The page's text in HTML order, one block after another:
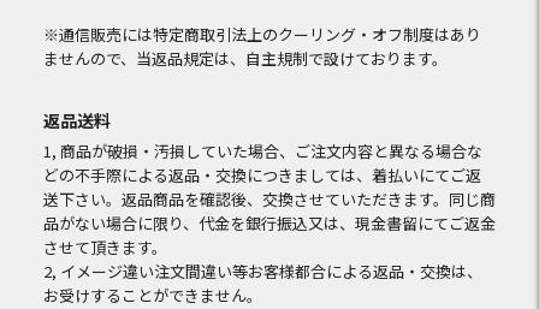
※通信販売には特定商取引法上のクーリング・オフ制度はあり
ませんので、当返品規定は、自主規制で設けております。
返品送料
1, 商品が破損・汚損していた場合、ご注文内容と異なる場合な
どの不手際による返品・交換につきましては、着払いにてご返
送下さい。返品商品を確認後、交換させていただきます。同じ商
品がない場合に限り、代金を銀行振込又は、現金書留にてご返金
させて頂きます。
2, イメージ違い注文間違い等お客様都合による返品・交換は、
お受けすることができません。